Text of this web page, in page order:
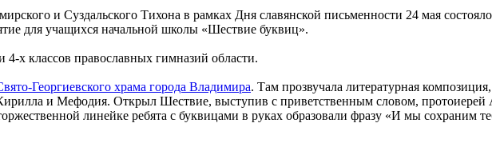
и Суздальского Тихона в рамках Дня славянской письменности 24 мая
для учащихся начальной школы «Шествие буквиц».
х классов православных гимназий области.
Георгиевского храма города Владимира. Там прозвучала литературная композиция,
и Мефодия. Открыл Шествие, выступив с приветственным словом, протоиерей
линейке ребята с буквицами в руках образовали фразу «И мы сохраним